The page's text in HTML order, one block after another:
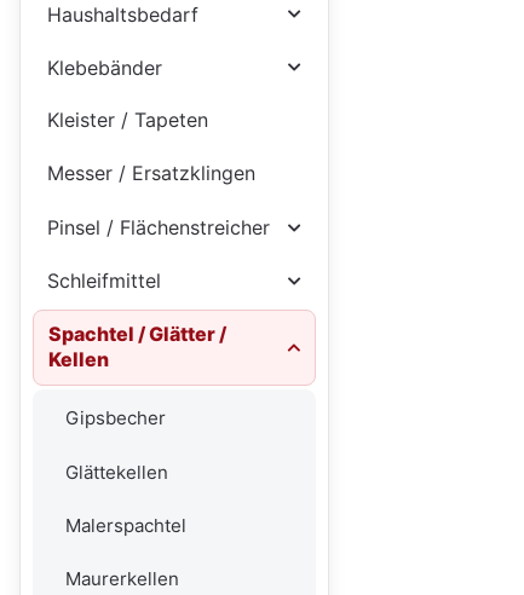
Haushaltsbedarf
Klebebänder
Kleister / Tapeten
Messer / Ersatzklingen
Pinsel / Flächenstreicher
Schleifmittel
Spachtel / Glätter /
Kellen
Gipsbecher
Glättekellen
Malerspachtel
Maurerkellen